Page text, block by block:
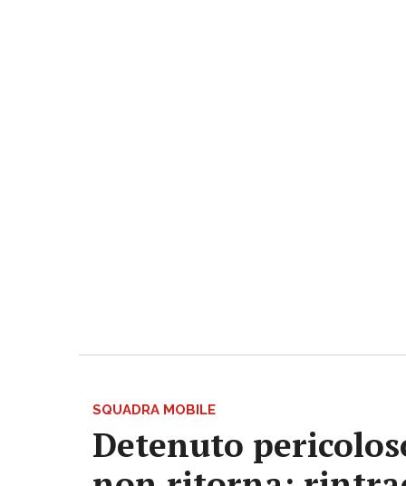
SQUADRA MOBILE
Detenuto